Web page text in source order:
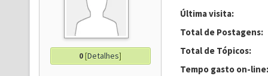
0[Detalhes]
Última visita:
Total de Postagens:
Total de Tópicos:
Tempo gasto on-line: